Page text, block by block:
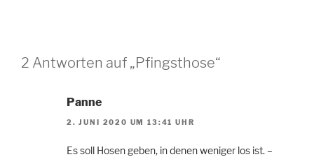
2 Antworten auf „Pfingsthose“
Panne
2. JUNI 2020 UM 13:41 UHR
Es soll Hosen geben, in denen weniger los ist. –